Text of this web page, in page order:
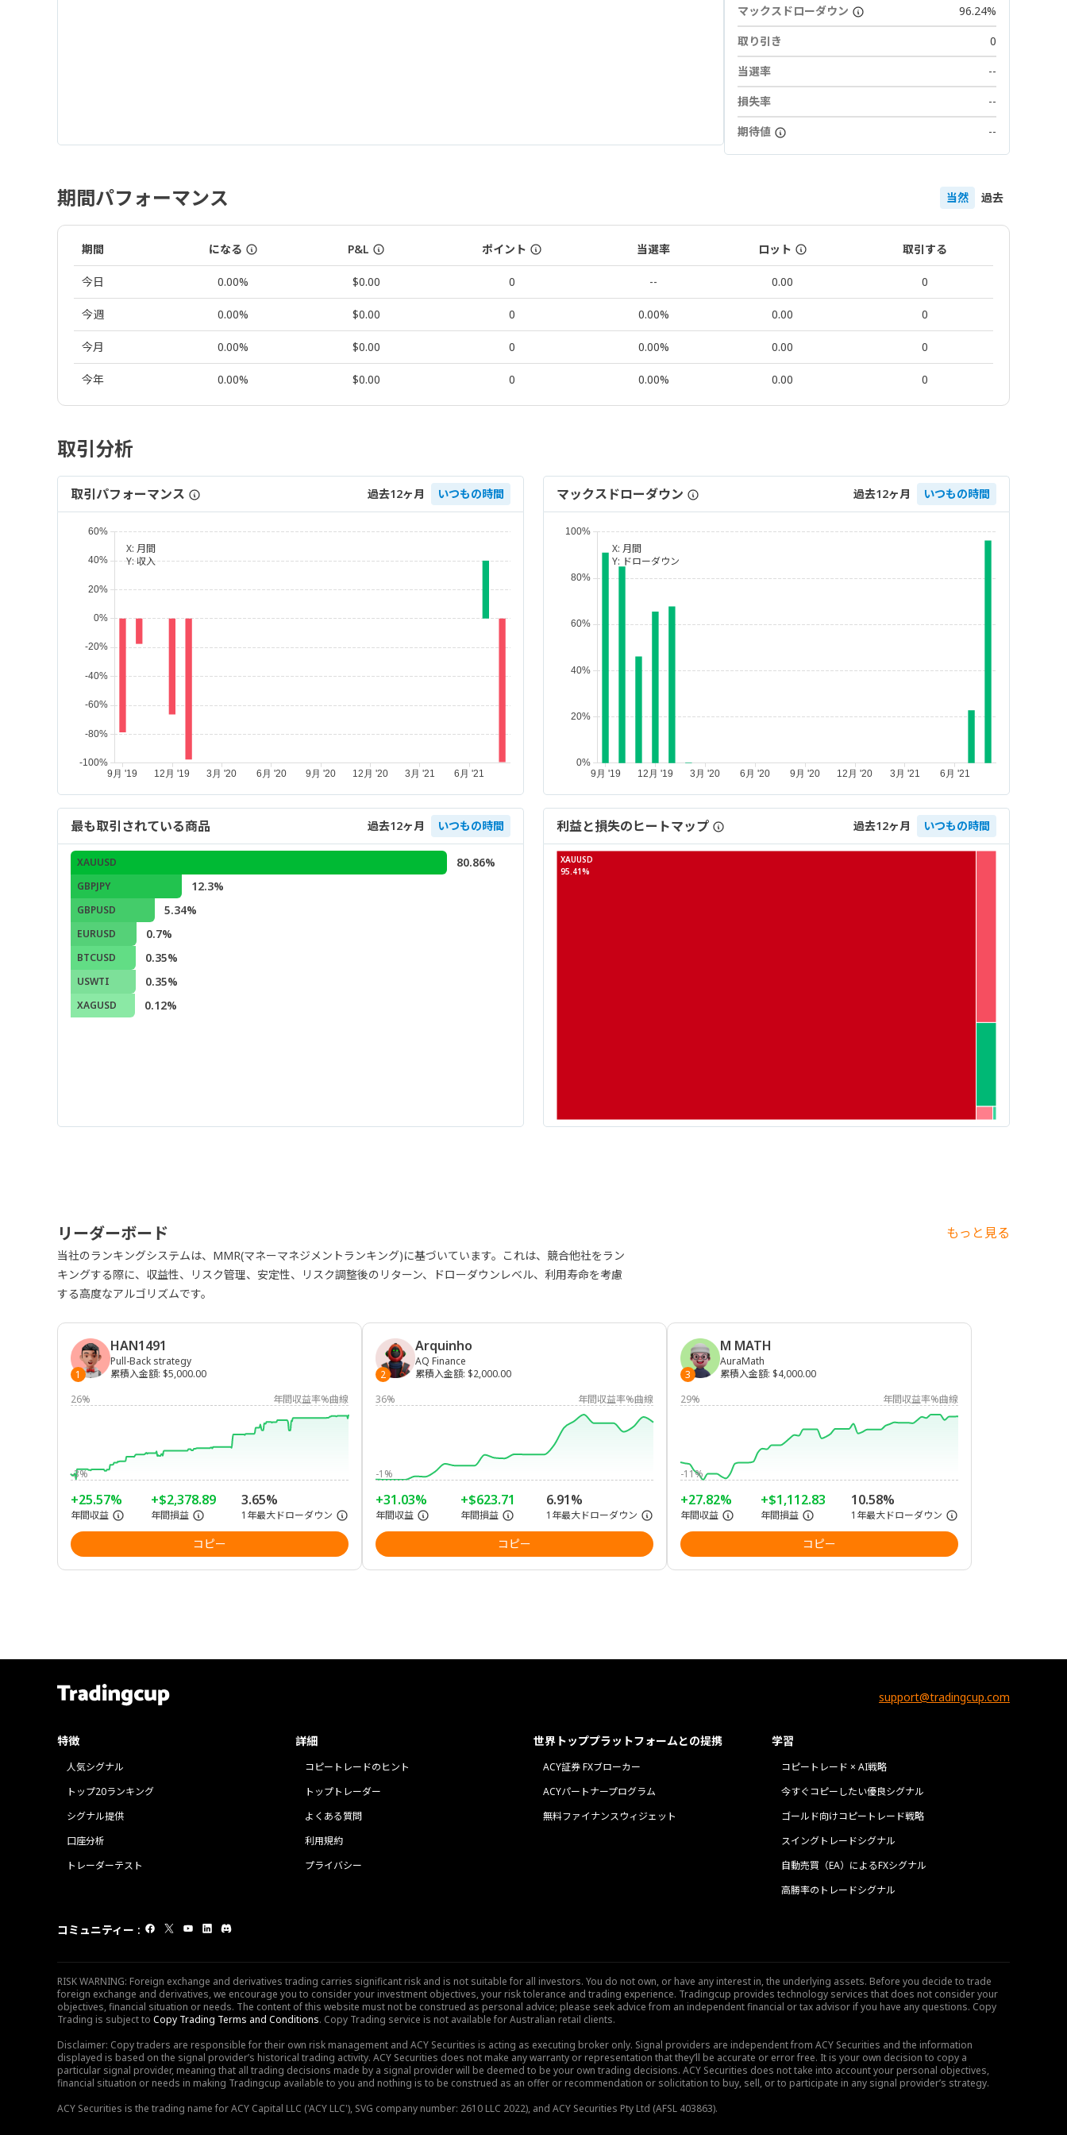
マックスドローダウン
96.24%
取り引き
0
当選率
--
損失率
--
期待値
--
期間パフォーマンス 当然 過去
期間 になる P&L ポイント 当選率 ロット 取引する
今日 0.00% $0.00 0 -- 0.00 0
今週 0.00% $0.00 0 0.00% 0.00 0
今月 0.00% $0.00 0 0.00% 0.00 0
今年 0.00% $0.00 0 0.00% 0.00 0
取引分析
取引パフォーマンス 過去12ヶ月 いつもの時間
X: 月間
Y:収入
マックスドローダウン 過去12ヶ月 いつもの時間
X: 月間
Y: ドローダウン
最も取引されている商品 過去12ヶ月 いつもの時間
XAUUSD 80.86%
GBPJPY 12.3%
GBPUSD 5.34%
EURUSD 0.7%
BTCUSD 0.35%
USWTI 0.35%
XAGUSD 0.12%
利益と損失のヒートマップ 過去12ヶ月 いつもの時間
XAUUSD
95.41%
リーダーボード もっと見る
当社のランキングシステムは、MMR(マネーマネジメントランキング)に基づいています。これは、競合他社をラン
キングする際に、収益性、リスク管理、安定性、リスク調整後のリターン、ドローダウンレベル、利用寿命を考慮
する高度なアルゴリズムです。
1
HAN1491
Pull-Back strategy
累積入金額: $5,000.00
26%
年間収益率%曲線
-3%
+25.57%
年間収益
+$2,378.89
年間損益
3.65%
1年最大ドローダウン
コピー
2
Arquinho
AQ Finance
累積入金額: $2,000.00
36%
年間収益率%曲線
-1%
+31.03%
年間収益
+$623.71
年間損益
6.91%
1年最大ドローダウン
コピー
3
M MATH
AuraMath
累積入金額: $4,000.00
29%
年間収益率%曲線
-11%
+27.82%
年間収益
+$1,112.83
年間損益
10.58%
1年最大ドローダウン
コピー
support@tradingcup.com
特徴
人気シグナル
トップ20ランキング
シグナル提供
口座分析
トレーダーテスト
詳細
コピートレードのヒント
トップトレーダー
よくある質問
利用規約
プライバシー
世界トッププラットフォームとの提携
ACY証券 FXブローカー
ACYパートナープログラム
無料ファイナンスウィジェット
学習
コピートレード × AI戦略
今すぐコピーしたい優良シグナル
ゴールド向けコピートレード戦略
スイングトレードシグナル
自動売買（EA）によるFXシグナル
高勝率のトレードシグナル
コミュニティー :
RISK WARNING: Foreign exchange and derivatives trading carries significant risk and is not suitable for all investors. You do not own, or have any interest in, the underlying assets. Before you decide to trade
foreign exchange and derivatives, we encourage you to consider your investment objectives, your risk tolerance and trading experience. Tradingcup provides technology services that does not consider your
objectives, financial situation or needs. The content of this website must not be construed as personal advice; please seek advice from an independent financial or tax advisor if you have any questions. Copy
Trading is subject to Copy Trading Terms and Conditions. Copy Trading service is not available for Australian retail clients.
Disclaimer: Copy traders are responsible for their own risk management and ACY Securities is acting as executing broker only. Signal providers are independent from ACY Securities and the information
displayed is based on the signal provider’s historical trading activity. ACY Securities does not make any warranty or representation that they’ll be accurate or error free. It is your own decision to copy a
particular signal provider, meaning that all trading decisions made by a signal provider will be deemed to be your own trading decisions. ACY Securities does not take into account your personal objectives,
financial situation or needs in making Tradingcup available to you and nothing is to be construed as an offer or recommendation or solicitation to buy, sell, or to participate in any signal provider’s strategy.
ACY Securities is the trading name for ACY Capital LLC ('ACY LLC'), SVG company number: 2610 LLC 2022), and ACY Securities Pty Ltd (AFSL 403863).